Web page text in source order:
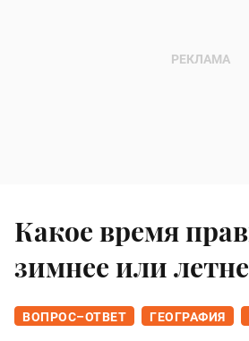
Какое время
зимнее или
ВОПРОС–ОТВЕТ ГЕОГРАФИЯ